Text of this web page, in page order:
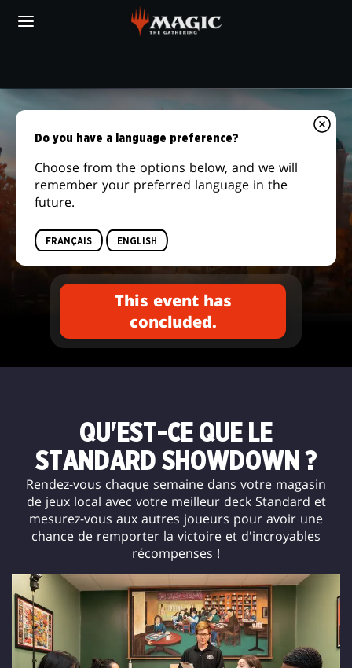
STANDARD
SHOWDOWN
STANDARD SHOWDOWN
This event has
concluded.
QU'EST-CE QUE LE
STANDARD SHOWDOWN ?
Rendez-vous chaque semaine dans votre magasin
de jeux local avec votre meilleur deck Standard et
mesurez-vous aux autres joueurs pour avoir une
chance de remporter la victoire et d'incroyables
récompenses !
Do you have a language preference?
Choose from the options below, and we will
remember your preferred language in the
future.
FRANÇAIS ENGLISH